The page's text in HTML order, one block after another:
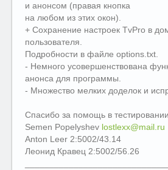
и анонсом (правая кнопка
на любом из этих окон).
+ Сохранение настроек TvPro в
пользователя.
Подробности в файле options.txt.
- Немного усовершенствована
анонса для программы.
- Множество мелких доделок и
Спасибо за помощь в
Semen Popelyshev lostlexx@mail.ru
Anton Leer 2:5002/43.14
Леонид Кравец 2:5002/56.26